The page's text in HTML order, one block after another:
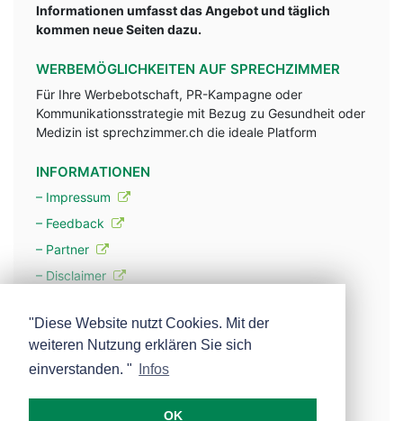
Informationen umfasst das Angebot und täglich
kommen neue Seiten dazu.
WERBEMÖGLICHKEITEN AUF SPRECHZIMMER
Für Ihre Werbebotschaft, PR-Kampagne oder
Kommunikationsstrategie mit Bezug zu Gesundheit oder
Medizin ist sprechzimmer.ch die ideale Platform
INFORMATIONEN
– Impressum
– Feedback
– Partner
– Disclaimer
– Werbung
– Mehr über unsere Experten
"Diese Website nutzt Cookies. Mit der
weiteren Nutzung erklären Sie sich
einverstanden. "
Infos
OK